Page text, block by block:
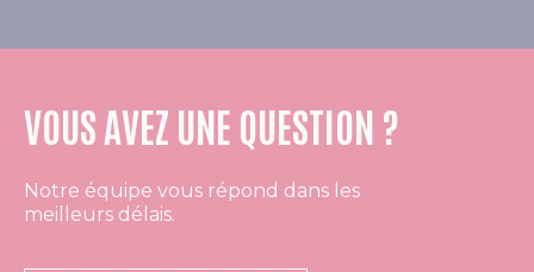
VOUS AVEZ UNE QUESTION ?
Notre équipe vous répond dans les
meilleurs délais.